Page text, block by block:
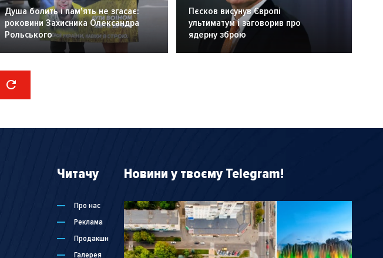
Душа болить і пам'ять не згасає:
роковини Захисника Олександра
Рольського
Пєсков висунув Європі
ультиматум і заговорив про
ядерну зброю
Читачу
Про нас
Реклама
Продакшн
Галерея
Новини у твоєму Telegram!